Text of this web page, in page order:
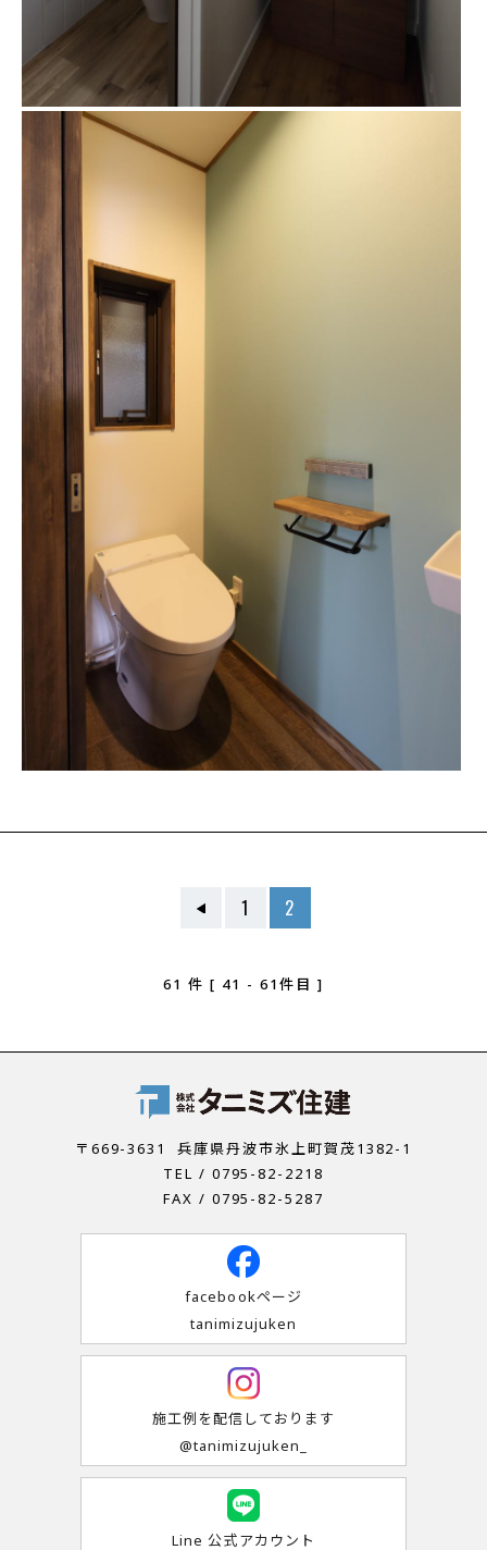
1 2
61 件 [ 41 - 61件目 ]
〒669-3631
兵庫県丹波市氷上町賀茂1382-1
TEL / 0795-82-2218
FAX / 0795-82-5287
facebookページ
tanimizujuken
施工例を配信しております
@tanimizujuken_
Line 公式アカウント